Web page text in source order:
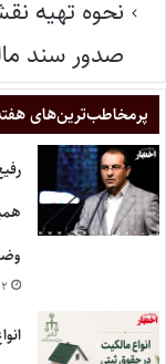
صدور سند
پر‌مخاطب‌ترین‌های
۱۲